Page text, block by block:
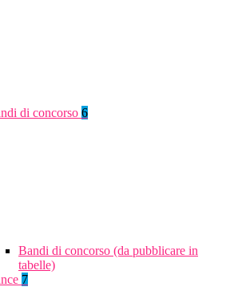
di concorso 6
Bandi di concorso (da pubblicare in
tabelle)
7